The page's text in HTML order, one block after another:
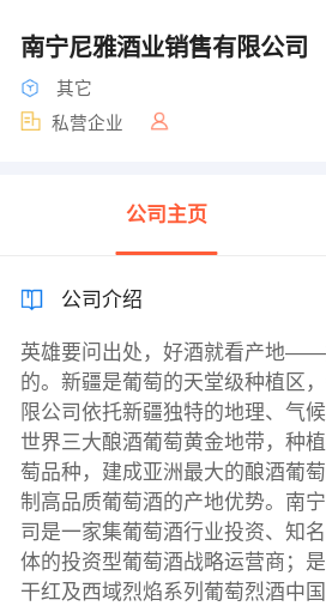
南宁尼雅酒业销售有限公司
其它
私营企业
公司主页
公司介绍
英雄要问出处，好酒就看产地
的。新疆是葡萄的天堂级种植区
限公司依托新疆独特的地理、气
世界三大酿酒葡萄黄金地带，种
萄品种，建成亚洲最大的酿酒葡
制高品质葡萄酒的产地优势。南
司是一家集葡萄酒行业投资、知
体的投资型葡萄酒战略运营商；
干红及西域烈焰系列葡萄烈酒中